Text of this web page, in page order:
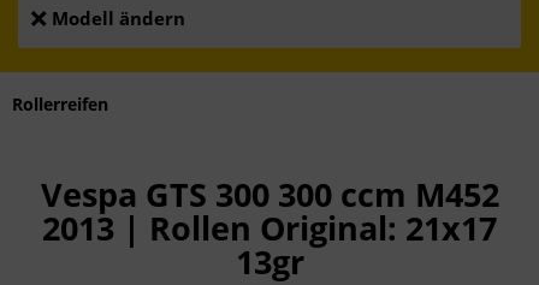
Modell ändern
Rollerreifen
Vespa GTS 300 300 ccm M452
2013 | Rollen Original: 21x17
13gr